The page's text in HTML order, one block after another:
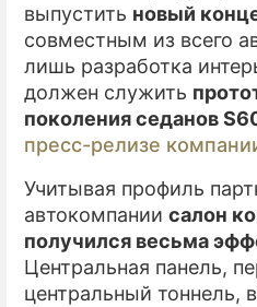
выпустить новый
совместным из всего
лишь разработка
должен служить
поколения седанов
пресс-релизе
Учитывая профиль
автокомпании салон
получился весьма
Центральная панель,
центральный тоннель,